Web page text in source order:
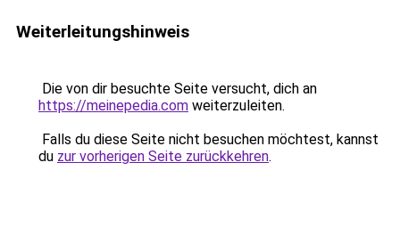
Weiterleitungshinweis
Die von dir besuchte Seite versucht, dich an
https://meinepedia.com weiterzuleiten.
Falls du diese Seite nicht besuchen möchtest, kannst
du zur vorherigen Seite zurückkehren.